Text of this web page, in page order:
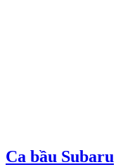
Ca bầu Subaru